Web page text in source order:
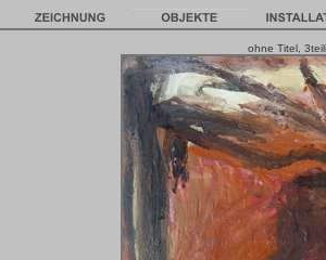
ohne Titel,